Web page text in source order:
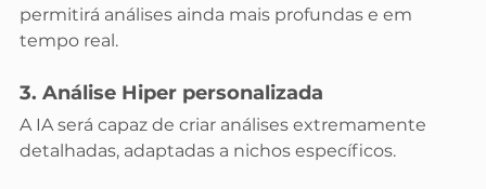
permitirá análises ainda mais profundas e em
tempo real.
3. Análise Hiper personalizada
A IA será capaz de criar análises extremamente
detalhadas, adaptadas a nichos específicos.